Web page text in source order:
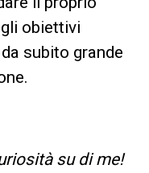
obiettivi
subito grande
su di me!